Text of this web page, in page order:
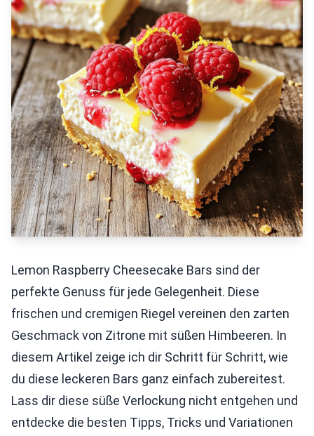
Lemon Raspberry Cheesecake Bars sind der
perfekte Genuss für jede Gelegenheit. Diese
frischen und cremigen Riegel vereinen den zarten
Geschmack von Zitrone mit süßen Himbeeren. In
diesem Artikel zeige ich dir Schritt für Schritt, wie
du diese leckeren Bars ganz einfach zubereitest.
Lass dir diese süße Verlockung nicht entgehen und
entdecke die besten Tipps, Tricks und Variationen